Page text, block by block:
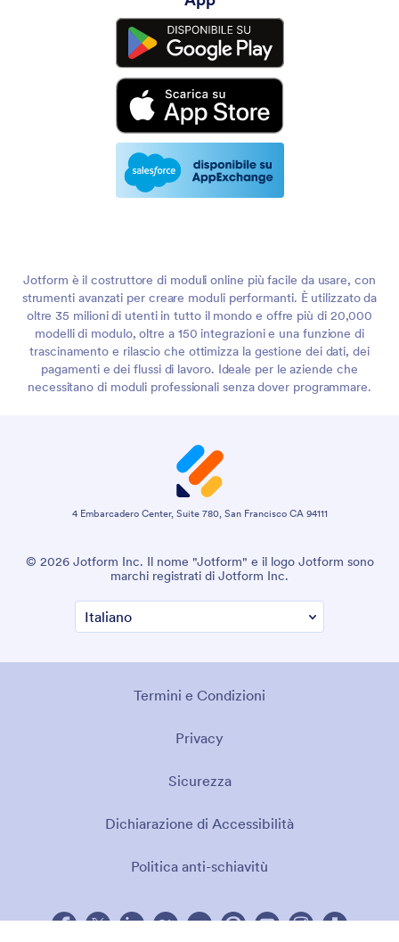
Jotform è il costruttore di moduli online più facile da usare, con
strumenti avanzati per creare moduli performanti. È utilizzato da
oltre 35 milioni di utenti in tutto il mondo e offre più di 20,000
modelli di modulo, oltre a 150 integrazioni e una funzione di
trascinamento e rilascio che ottimizza la gestione dei dati, dei
pagamenti e dei flussi di lavoro. Ideale per le aziende che
necessitano di moduli professionali senza dover programmare.
4 Embarcadero Center, Suite 780, San Francisco CA 94111
© 2026 Jotform Inc. Il nome "Jotform" e il logo Jotform sono
marchi registrati di Jotform Inc.
Termini e Condizioni
Privacy
Sicurezza
Dichiarazione di Accessibilità
Politica anti-schiavitù